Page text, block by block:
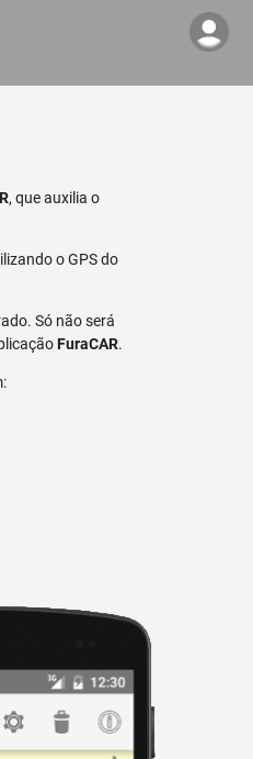
, que auxilia o
o GPS do
Só não será
FuraCAR.